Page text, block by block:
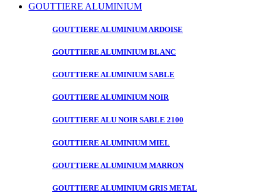
GOUTTIERE ALUMINIUM
GOUTTIERE ALUMINIUM ARDOISE
GOUTTIERE ALUMINIUM BLANC
GOUTTIERE ALUMINIUM SABLE
GOUTTIERE ALUMINIUM NOIR
GOUTTIERE ALU NOIR SABLE 2100
GOUTTIERE ALUMINIUM MIEL
GOUTTIERE ALUMINIUM MARRON
GOUTTIERE ALUMINIUM GRIS METAL